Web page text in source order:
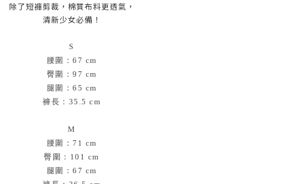
除了短褲剪裁，棉質布料更透氣，
清新少女必備！
S
腰圍：67 cm
臀圍：97 cm
腿圍：65 cm
褲長：35.5 cm
M
腰圍：71 cm
臀圍：101 cm
腿圍：67 cm